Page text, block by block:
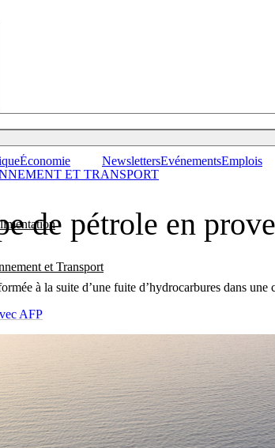
et Transport
Économie NewslettersEvénementsEmplois
de pétrole en
à la suite d’une fuite d’hydrocarbures dans
ET TRANSPORT
AFP